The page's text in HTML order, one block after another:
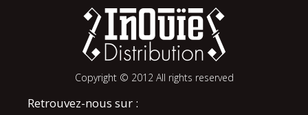
Copyright © 2012 All rights reserved
Retrouvez-nous sur :